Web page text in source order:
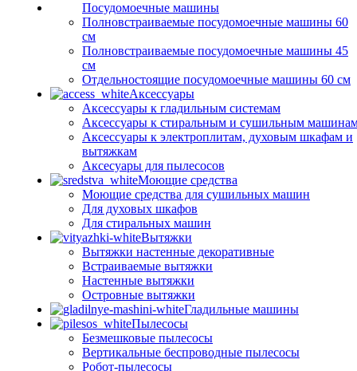
Посудомоечные машины
Полновстраиваемые посудомоечные машины 60
см
Полновстраиваемые посудомоечные машины 45
см
Отдельностоящие посудомоечные машины 60 см
Аксессуары
Аксессуары к гладильным системам
Аксессуары к стиральным и сушильным
Аксессуары к электроплитам, духовым шкафам и
вытяжкам
Аксесуары для пылесосов
Моющие средства
Моющие средства для сушильных машин
Для духовых шкафов
Для стиральных машин
Вытяжки
Вытяжки настенные декоративные
Встраиваемые вытяжки
Настенные вытяжки
Островные вытяжки
Гладильные машины
Пылесосы
Безмешковые пылесосы
Вертикальные беспроводные пылесосы
Робот-пылесосы